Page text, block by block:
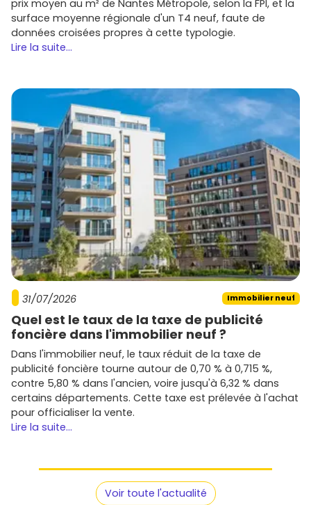
valorisation dans le temps. Pour repérer rapidement les
programmes en vente, comparer les prix, lesplans
dates de livraison , rends-toi surVivre dans le neuf
sélectionne les annonces qui collent à ton projet. Plus tu
prix moyen au m² de Nantes Métropole, selon la FPI, et la
surface moyenne régionale d'un T4 neuf, faute de
données croisées propres à cette typologie.
Lire la suite...
31/07/2026 Immobilier neuf
Quel est le taux de la taxe de publicité
foncière dans l'immobilier neuf ?
Dans l'immobilier neuf, le taux réduit de la taxe de
publicité foncière tourne autour de 0,70 % à 0,715 %,
contre 5,80 % dans l'ancien, voire jusqu'à 6,32 % dans
certains départements. Cette taxe est prélevée à l'achat
pour officialiser la vente.
Lire la suite...
Voir toute l'actualité